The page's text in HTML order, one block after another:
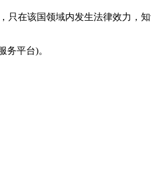
只在该国领域内发生法律效力，
务平台)。